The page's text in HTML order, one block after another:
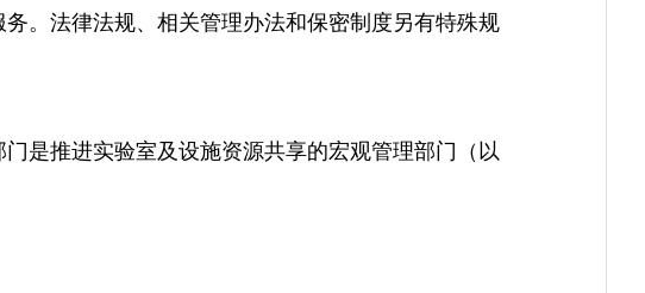
。法律法规、相关管理办法和保密制度另有特殊规
是推进实验室及设施资源共享的宏观管理部门（以